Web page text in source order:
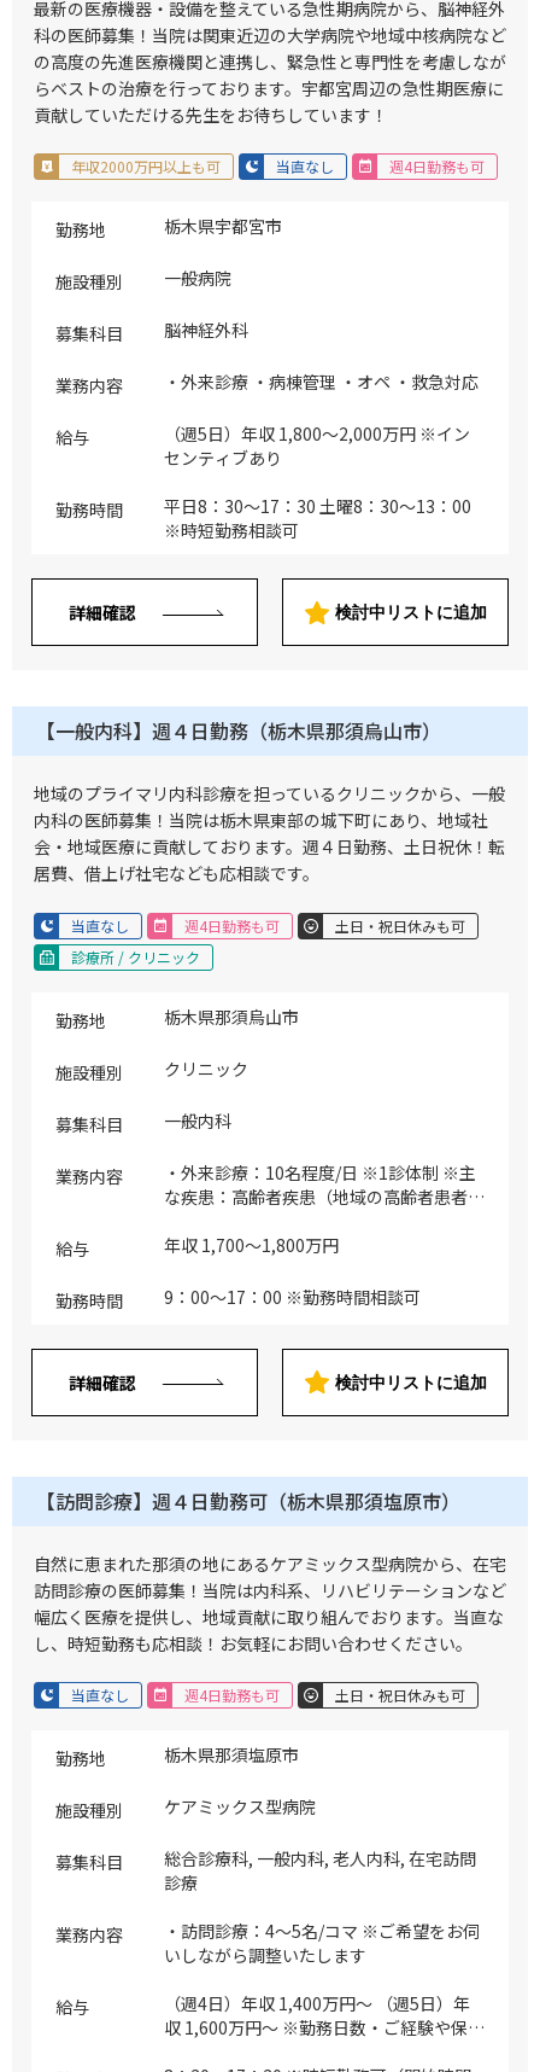
最新の医療機器・設備を整えている急性期病院から、脳神経外
科の医師募集！当院は関東近辺の大学病院や地域中核病院など
の高度の先進医療機関と連携し、緊急性と専門性を考慮しなが
らベストの治療を行っております。宇都宮周辺の急性期医療に
貢献していただける先生をお待ちしています！
年収2000万円以上も可 当直なし 週4日勤務も可
勤務地 栃木県宇都宮市
施設種別 一般病院
募集科目 脳神経外科
業務内容 ・外来診療 ・病棟管理 ・オペ ・救急対応
給与
（週5日）年収 1,800～2,000万円 ※イン
センティブあり
勤務時間
平日8：30～17：30 土曜8：30～13：00
※時短勤務相談可
詳細確認 検討中リストに追加
【一般内科】週４日勤務（栃木県那須烏山市）
地域のプライマリ内科診療を担っているクリニックから、一般
内科の医師募集！当院は栃木県東部の城下町にあり、地域社
会・地域医療に貢献しております。週４日勤務、土日祝休！転
居費、借上げ社宅なども応相談です。
当直なし 週4日勤務も可
土日・祝日休みも可
診療所 / クリニック
勤務地 栃木県那須烏山市
施設種別 クリニック
募集科目 一般内科
業務内容
・外来診療：10名程度/日 ※1診体制 ※主
な疾患：高齢者疾患（地域の高齢者患者メ
給与
年収 1,700～1,800万円
勤務時間 9：00～17：00 ※勤務時間相談可
詳細確認 検討中リストに追加
【訪問診療】週４日勤務可（栃木県那須塩原市）
自然に恵まれた那須の地にあるケアミックス型病院から、在宅
訪問診療の医師募集！当院は内科系、リハビリテーションなど
幅広く医療を提供し、地域貢献に取り組んでおります。当直な
し、時短勤務も応相談！お気軽にお問い合わせください。
当直なし 週4日勤務も可 土日・祝日休みも可
勤務地 栃木県那須塩原市
施設種別 ケアミックス型病院
募集科目
総合診療科, 一般内科, 老人内科, 在宅訪問
診療
業務内容
・訪問診療：4～5名/コマ ※ご希望をお伺
いしながら調整いたします
給与
（週4日）年収 1,400万円～ （週5日）年
収 1,600万円～ ※勤務日数・ご経験や保有